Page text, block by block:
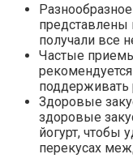
представлены
получали все
Частые
поддерживать
Здоровые
здоровые
йогурт, чтобы
перекусах